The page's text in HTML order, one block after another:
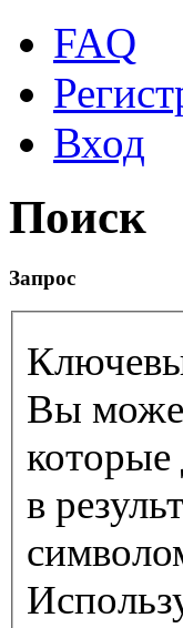
FAQ
Вход
Поиск
Запрос
Вы
в